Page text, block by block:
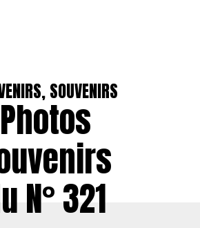
SOUVENIRS
Photos
N° 321